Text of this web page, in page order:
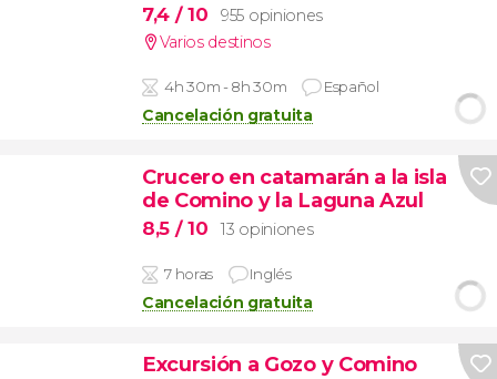
7,4 / 10
955 opiniones
Varios destinos
4h 30m - 8h 30m Español
Cancelación gratuita
Crucero en catamarán a la isla
de Comino y la Laguna Azul
8,5 / 10 13 opiniones
7 horas Inglés
Cancelación gratuita
Excursión a Gozo y Comino